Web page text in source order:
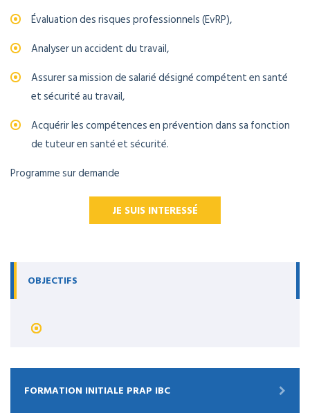
Évaluation des risques professionnels (EvRP),
Analyser un accident du travail,
Assurer sa mission de salarié désigné compétent en santé
et sécurité au travail,
Acquérir les compétences en prévention dans sa fonction
de tuteur en santé et sécurité.
Programme sur demande
JE SUIS INTERESSÉ
OBJECTIFS
FORMATION INITIALE PRAP IBC